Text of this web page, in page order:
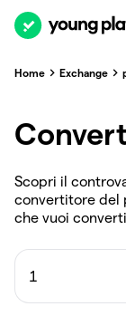
Home Exchange
Scopri il
convertitore del
che vuoi